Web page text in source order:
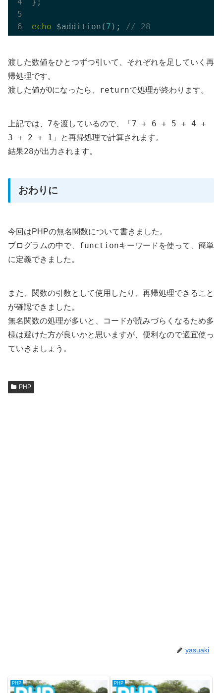
echo $addition( 7 ); // 28
渡した数値をひとつずつ引いて、それぞれを足していく再
帰処理です。
渡した値が0になったら、
returnで処理が終わります。
上記では、 7を渡しているので、「 7 + 6 + 5 + 4 +
3 + 2 + 1 」と再帰処理で計算されます。
結果28が出力されます。
おわりに
今回はPHPの無名関数について書きました。
プログラムの中で、 functionキーワードを使って、簡単
に定義できました。
また、関数の引数として使用したり、再帰処理できること
が確認できました。
無名関数の処理が多いと、コードが読みづらくなるため多
様は避けた方が良いかと思いますが、便利なので適宜使っ
ていきましょう。
PHP
yasuaki
PHP PHP